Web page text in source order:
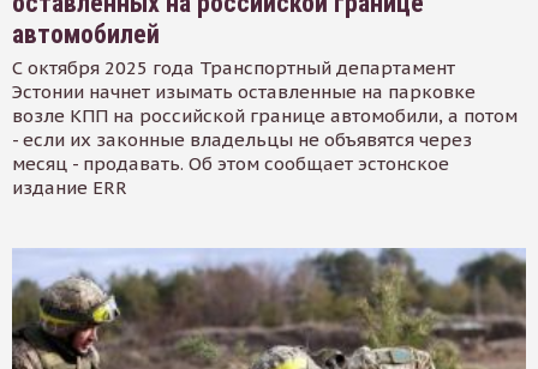
автомобилей
С октября 2025 года Транспортный департамент
Эстонии начнет изымать оставленные на парковке
возле КПП на российской границе автомобили, а потом
- если их законные владельцы не объявятся через
месяц - продавать. Об этом сообщает эстонское
издание ERR